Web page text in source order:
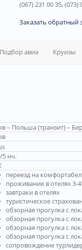
(067) 231 00 35, (073)
Заказать обратный
Подбор авиа Круизы
– Польша (транзит) –
5 нч.
переезд на
проживание в отелях 3-
завтраки в отелях
туристическое
обзорная прогулка с
обзорная прогулка с
обзорная прогулка с
обзорная прогулка с
сопровождение